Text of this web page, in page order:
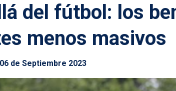
del fútbol: los
menos masivos
06 de Septiembre 2023